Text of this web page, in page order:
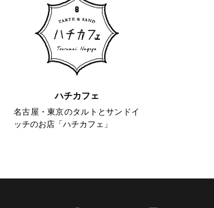
ハチカフェ
名古屋・東京のタルトとサンドイ
ッチのお店「ハチカフェ」